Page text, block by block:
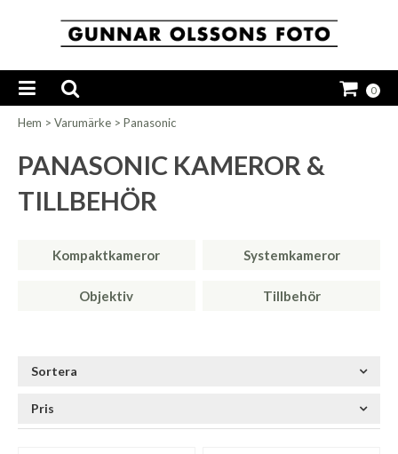
0
Hem > Varumärke > Panasonic
PANASONIC KAMEROR &
TILLBEHÖR
Kompaktkameror Systemkameror
Objektiv Tillbehör
Sortera
Pris